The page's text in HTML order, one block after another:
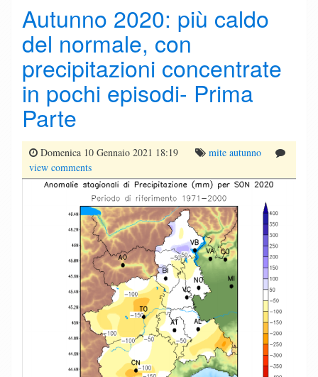
Autunno 2020: più caldo
del normale, con
precipitazioni concentrate
in pochi episodi- Prima
Parte
Domenica 10 Gennaio 2021 18:19 mite autunno
view comments